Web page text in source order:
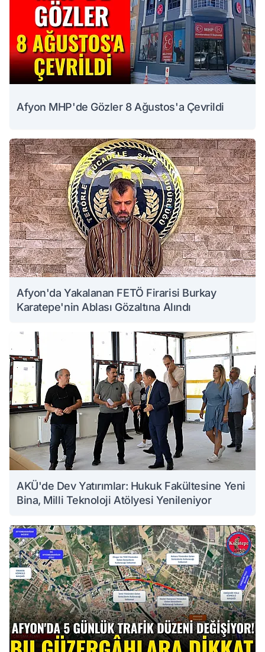
Afyon MHP'de Gözler 8 Ağustos'a Çevrildi
Afyon'da Yakalanan FETÖ Firarisi Burkay
Karatepe'nin Ablası Gözaltına Alındı
AKÜ'de Dev Yatırımlar: Hukuk Fakültesine Yeni
Bina, Milli Teknoloji Atölyesi Yenileniyor